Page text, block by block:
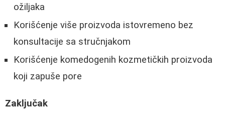
ožiljaka
Korišćenje više proizvoda istovremeno bez
konsultacije sa stručnjakom
Korišćenje komedogenih kozmetičkih proizvoda
koji zapuše pore
Zaključak